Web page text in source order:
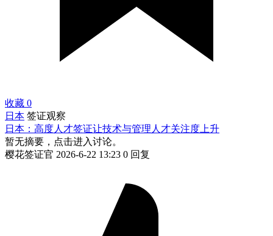
收藏 0
日本 签证观察
日本：高度人才签证让技术与管理人才关注度上升
暂无摘要，点击进入讨论。
樱花签证官 2026-6-22 13:23 0 回复